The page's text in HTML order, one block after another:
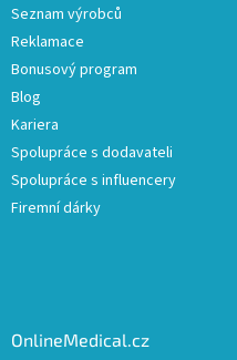
Seznam výrobců
Reklamace
Bonusový program
Blog
Kariera
Spolupráce s dodavateli
Spolupráce s influencery
Firemní dárky
OnlineMedical.cz